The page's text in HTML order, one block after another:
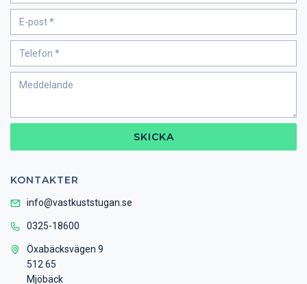
SKICKA
KONTAKTER
info@vastkuststugan.se
0325-18600
Öxabäcksvägen 9
512 65
Mjöbäck